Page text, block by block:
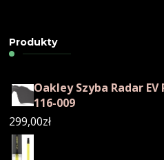
Produkty
Oakley Szyba Radar
116-009
299,00zł